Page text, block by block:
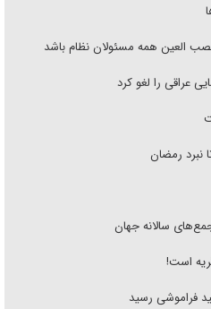
العین همه مسئولان نظام باشد
عراقی را لغو کرد
نبرد رمضان
سالانه جهان
است!
فراموشی رسید